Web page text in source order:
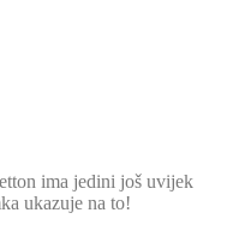
ima jedini još uvijek
ukazuje na to!